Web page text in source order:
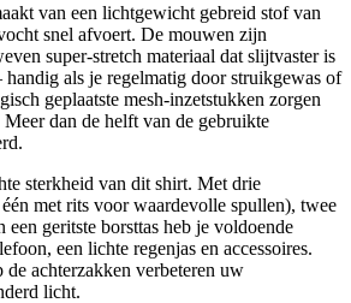
van een lichtgewicht gebreid stof van
snel afvoert. De mouwen zijn
super-stretch materiaal dat slijtvaster is
als je regelmatig door struikgewas of
geplaatste mesh-inzetstukken zorgen
dan de helft van de gebruikte
sterkheid van dit shirt. Met drie
met rits voor waardevolle spullen), twee
een geritste borsttas heb je voldoende
een lichte regenjas en accessoires.
de achterzakken verbeteren uw
licht.